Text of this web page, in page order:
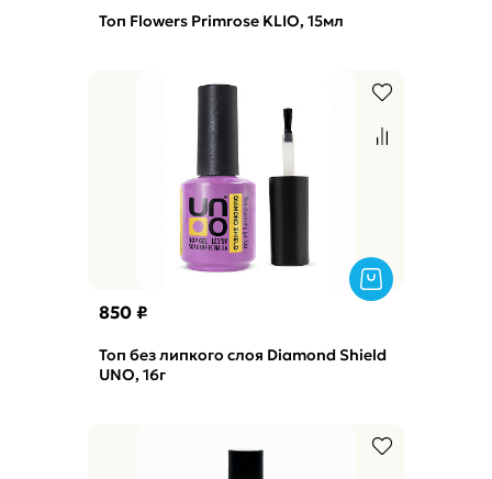
Топ Flowers Primrose KLIO, 15мл
850 ₽
Топ без липкого слоя Diamond Shield
UNO, 16г